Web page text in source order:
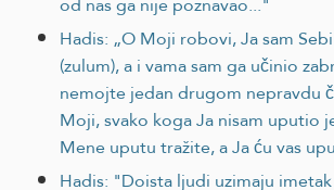
Hadis: „O Moji robovi, Ja sam
(zulum), a i vama sam ga učinio
nemojte jedan drugom nepravdu
Moji, svako koga Ja nisam uputio
Mene uputu tražite, a Ja ću vas
Hadis: "Doista ljudi uzimaju